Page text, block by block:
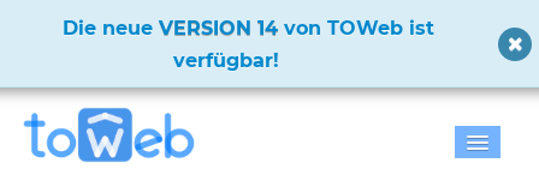
Die neue VERSION 14von TOWeb ist
verfügbar!